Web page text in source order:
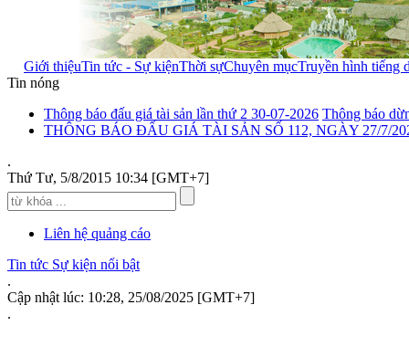
Giới thiệuTin tức - Sự kiệnThời sựChuyên mụcTruyền hình tiếng
Tin nóng
Thông báo đấu giá tài sản lần thứ 2 30-07-2026 Thông báo
THÔNG BÁO ĐẤU GIÁ TÀI SẢN SỐ 112, NGÀY 27/7/
.
Thứ Tư, 5/8/2015 10:34 [GMT+7]
Liên hệ quảng cáo
Tin tức Sự kiện nổi bật
.
Cập nhật lúc: 10:28, 25/08/2025 [GMT+7]
.